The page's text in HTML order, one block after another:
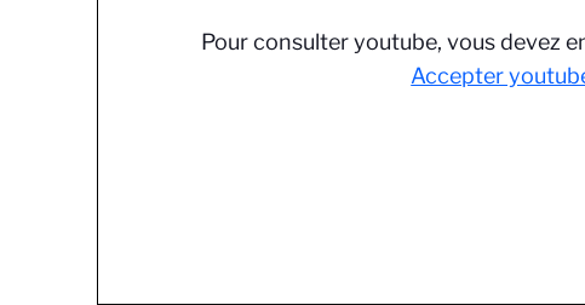
Pour consulter youtube, vous devez
Accepter